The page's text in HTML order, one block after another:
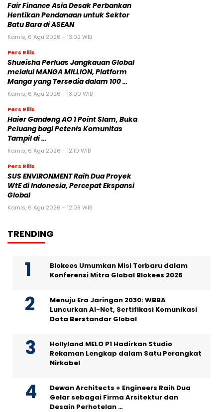
Fair Finance Asia Desak Perbankan
Hentikan Pendanaan untuk Sektor
Batu Bara di ASEAN
Kamis, 6 Agu 2026 - 13:02 WIB
Pers Rilis
Shueisha Perluas Jangkauan Global
melalui MANGA MILLION, Platform
Manga yang Tersedia dalam 100 …
Kamis, 6 Agu 2026 - 13:00 WIB
Pers Rilis
Haier Gandeng AO 1 Point Slam, Buka
Peluang bagi Petenis Komunitas
Tampil di …
Kamis, 6 Agu 2026 - 12:10 WIB
Pers Rilis
SUS ENVIRONMENT Raih Dua Proyek
WtE di Indonesia, Percepat Ekspansi
Global
Kamis, 6 Agu 2026 - 12:08 WIB
TRENDING
Blokees Umumkan Misi Terbaru dalam
Konferensi Mitra Global Blokees 2026
Menuju Era Jaringan 2030: WBBA
Luncurkan AI-Net, Sertifikasi Komunikasi
Data Berstandar Global
Hollyland MELO P1 Hadirkan Studio
Rekaman Lengkap dalam Satu Perangkat
Nirkabel
Dewan Architects + Engineers Raih Dua
Gelar sebagai Firma Arsitektur dan
Desain Perhotelan …